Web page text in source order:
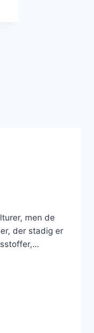
men de
der stadig er